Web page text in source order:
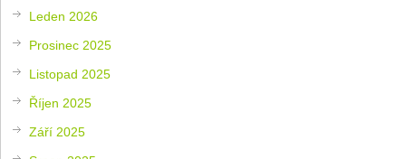
Leden 2026
Prosinec 2025
Listopad 2025
Říjen 2025
Září 2025